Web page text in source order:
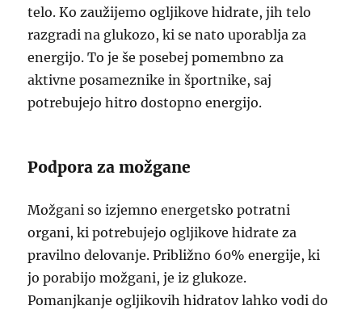
telo. Ko zaužijemo ogljikove hidrate, jih telo
razgradi na glukozo, ki se nato uporablja za
energijo. To je še posebej pomembno za
aktivne posameznike in športnike, saj
potrebujejo hitro dostopno energijo.
Podpora za možgane
Možgani so izjemno energetsko potratni
organi, ki potrebujejo ogljikove hidrate za
pravilno delovanje. Približno 60% energije, ki
jo porabijo možgani, je iz glukoze.
Pomanjkanje ogljikovih hidratov lahko vodi do